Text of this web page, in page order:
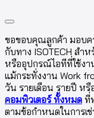
ขอขอบคุณลูกค้า มอบค
กับทาง ISOTECH สำ
หรืออุปกรณ์ไอทีที่ใช้ง
แม้กระทั่งงาน Work
วัน รายเดือน รายปี ห
คอมพิวเตอร์ ทั้งหมด ที่
ตามข้อกำหนดในการเ